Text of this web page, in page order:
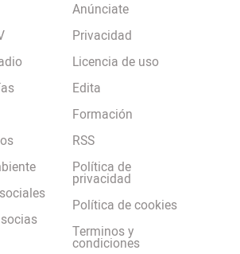
Anúnciate
Privacidad
Licencia de uso
Edita
Formación
RSS
Política de
privacidad
Política de cookies
Terminos y
condiciones